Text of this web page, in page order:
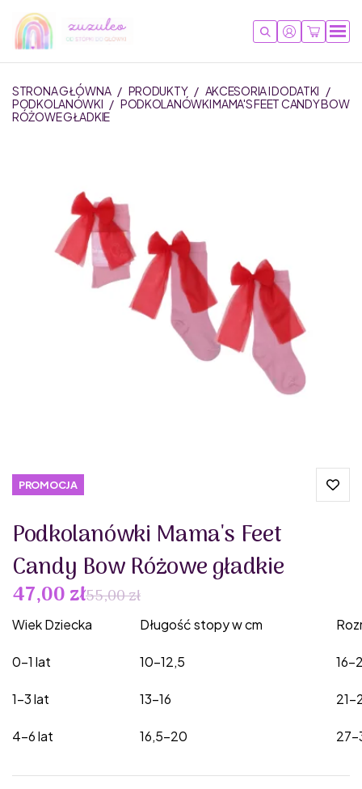
STRONA GŁÓWNA / PRODUKTY / AKCESORIA I DODATKI /
PODKOLANÓWKI / PODKOLANÓWKI MAMA'S FEET CANDY BOW
RÓŻOWE GŁADKIE
PROMOCJA
Podkolanówki Mama's Feet
Candy Bow Różowe gładkie
47,00 zł55,00 zł
Wiek Dziecka Długość stopy w cm
0-1 lat 10-12,5 16-
1-3 lat 13-16 21-
4-6 lat 16,5-20 27-